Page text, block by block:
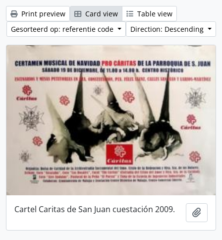
Print preview Card view
Table view
Gesorteerd op: referentie code
Direction: Descending
Cartel Caritas de San Juan cuestación 2009.